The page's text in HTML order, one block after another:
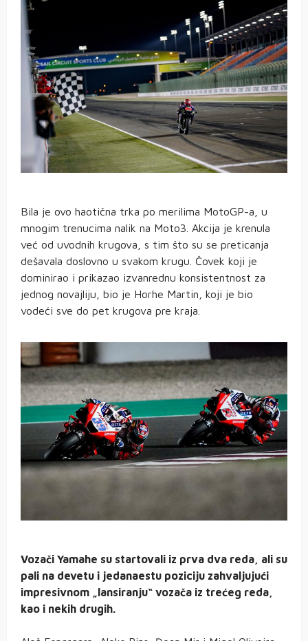
Bila je ovo haotična trka po merilima MotoGP-a, u
mnogim trenucima nalik na Moto3. Akcija je krenula
već od uvodnih krugova, s tim što su se preticanja
dešavala doslovno u svakom krugu. Čovek koji je
dominirao i prikazao izvanrednu konsistentnost za
jednog novajliju, bio je Horhe Martin, koji je bio
vodeći sve do pet krugova pre kraja.
Vozači Yamahe su startovali iz prva dva reda, ali su
pali na devetu i jedanaestu poziciju zahvaljujući
impresivnom „lansiranju“ vozača iz trećeg reda,
kao i nekih drugih.